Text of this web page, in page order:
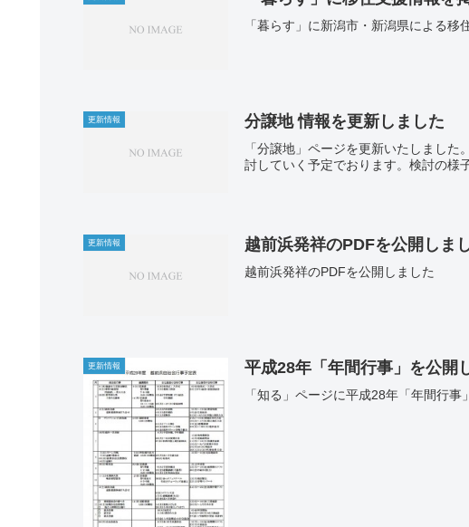
「暮らす」に新潟市・新潟県による移
更新情報 分譲地 情報を更新しました
「分譲地」ページを更新いたしまし
討していく予定でおります。検討の様
更新情報 越前浜発祥のPDFを公開しま
越前浜発祥のPDFを公開しました
更新情報 平成28年「年間行事」を公開
「知る」ページに平成28年「年間行